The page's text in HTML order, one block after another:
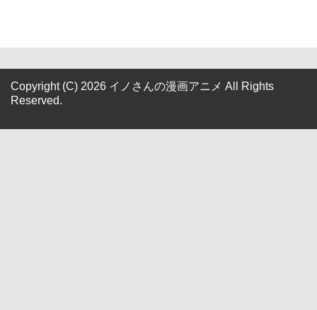
Copyright (C) 2026 イノさんの漫画アニメ All Rights
Reserved.